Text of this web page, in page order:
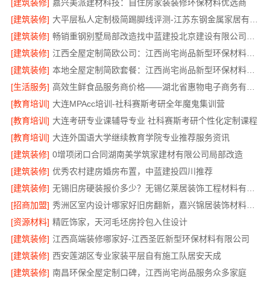
[建筑装修] 嘉兴美派建材科技：自住房家装装修环保材料优选商
[建筑装修]
[建筑装修]
[建筑装修]
江西全屋定制简欧公司：江西尚宅尚品新型环保材料有限公司
[建筑装修]
本地全屋定制简欧套餐：江西尚宅尚品新型环保材料有限公司
[生活服务]
[教育培训] 大连MPAcc培训-社科赛斯考研全年魔鬼集训营
[教育培训] 大连考研专业课辅导专业 社科赛斯考研个性化定制课程
[教育培训] 大连外国语大学继续教育学院专业推荐服务资讯
[建筑装修] 0增项闭口合同湖南美学筑家建材有限公司局部改造
[建筑装修] 优秀农村建房婚房布置，中蓝建投四川推荐
[建筑装修]
[招商加盟]
秀洲区室内设计哪家好旧房翻新，嘉兴锦居装饰材料有限公司高效服务
[资源材料] 精匠饰家，天河毛坯房拎包入住设计
[建筑装修] 江西高端装修哪家好-江西圣匠新型环保材料有限公司
[建筑装修] 西安莲湖区专业家装平层自有施工队居安天成
[建筑装修] 南昌环保全屋定制口碑，江西尚宅尚品服务众多家庭